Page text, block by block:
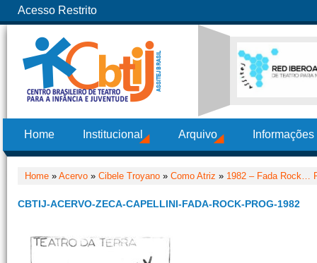
Acesso Restrito
Home Institucional Arquivo
Home » Acervo » Cibele Troyano » Como Atriz » 1982 – Fada Rock…
CBTIJ-ACERVO-ZECA-CAPELLINI-FADA-ROCK-PROG-1982